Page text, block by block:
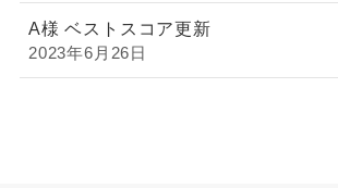
A様 ベストスコア更新
2023年6月26日